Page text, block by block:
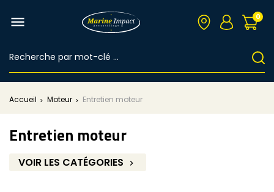
 0
Accueil Moteur Entretien moteur
Entretien moteur
VOIR LES CATÉGORIES 